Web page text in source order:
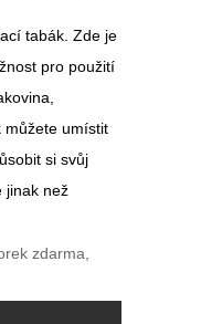
tabák. Zde je
pro použití
můžete umístit
si svůj
jinak než
zdarma,